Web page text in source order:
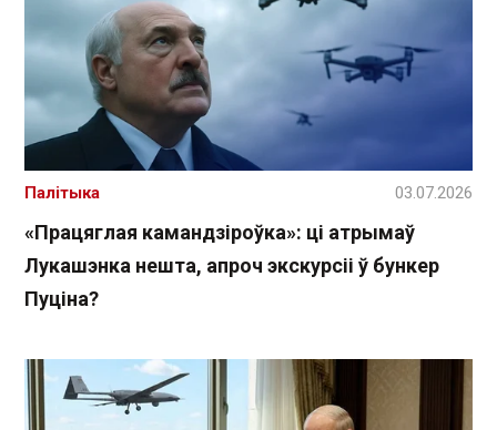
«Працяглая камандзіроўка»: ці атрымаў
Лукашэнка нешта, апроч экскурсіі ў бункер
Пуціна?
Палітыка 03.07.2026